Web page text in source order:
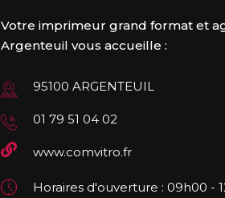
Votre imprimeur grand format et
Argenteuil vous accueille :
95100 ARGENTEUIL
01 79 51 04 02
www.comvitro.fr
Horaires d'ouverture : 09h00 -